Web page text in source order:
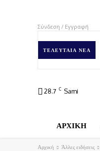
Σύνδεση / Εγγραφή
ΤΕΛΕΥΤΑΊΑ ΝΈΑ
28.7 C Sami
ΑΡΧΙΚΗ
Αρχική Άλλες ειδήσεις